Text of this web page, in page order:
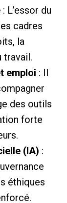
: L’essor du
cadres
la
travail.
emploi : Il
des outils
forte
(IA) :
éthiques